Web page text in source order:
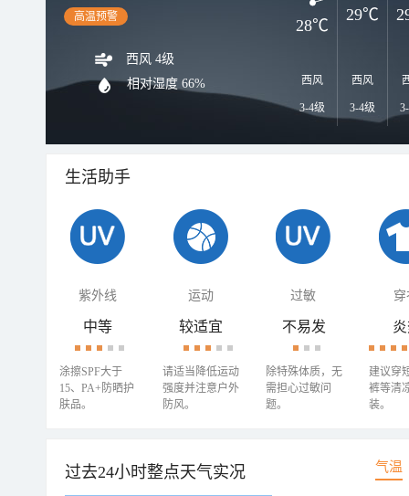
高温预警
西风 4级
相对湿度 66% 西风
3-4级
西风
3-4级
28℃
29℃
生活助手
紫外线 运动 过敏 穿
中等
涂擦SPF大于
15、PA+防晒护
肤品。
较适宜
请适当降低运动
强度并注意户外
防风。
不易发
除特殊体质，无
需担心过敏问
题。
建议穿
裤等清
装。
过去24小时整点天气实况 气温